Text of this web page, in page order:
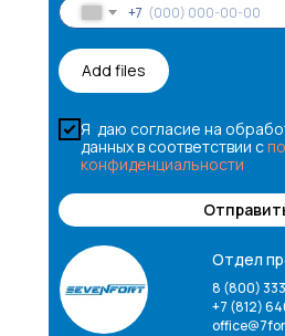
Отдел
8 (800)
+7 (812)
+7
Add files
Я даю согласие на
данных в соответствии с
конфиденциальности